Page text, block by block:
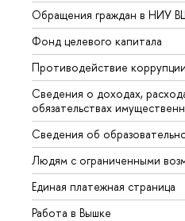
Обращения граждан в НИУ
Фонд целевого капитала
Противодействие коррупции
Сведения о доходах,
обязательствах
Сведения об
Людям с ограниченными
Единая платежная страница
Работа в Вышке